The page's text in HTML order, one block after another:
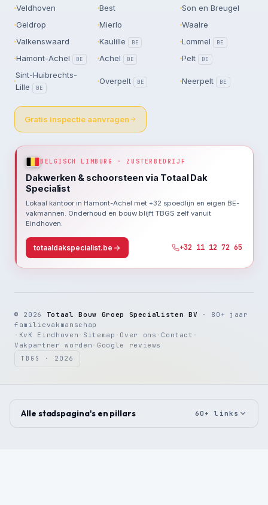
Veldhoven
Best
Son en Breugel
Geldrop
Mierlo
Waalre
Valkenswaard
Kaulille BE Lommel BE
Hamont-Achel BE Achel BE Pelt BE
Sint-Huibrechts-
Lille
BE
Overpelt BE Neerpelt BE
Gratis inspectie aanvragen
BELGISCH LIMBURG · ZUSTERBEDRIJF
Dakwerken & schoorsteen via Totaal Dak
Specialist
Lokaal kantoor in Hamont-Achel met +32 spoedlijn en eigen BE-
vakmannen. Onderhoud en bouw blijft TBGS zelf vanuit
Eindhoven.
totaaldakspecialist.be +32 11 12 72 65
© 2026 Totaal Bouw Groep Specialisten BV
· 80+ jaar
familievakmanschap
· KvK Eindhoven · Sitemap · Over ons · Contact ·
Vakpartner worden · Google reviews
TBGS · 2026
Alle stadspagina's en pillars 60+ links